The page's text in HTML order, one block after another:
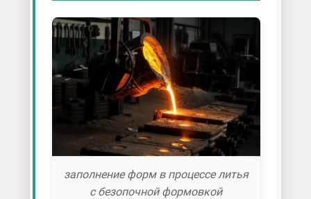
заполнение форм в процессе литья
с безопочной формовкой